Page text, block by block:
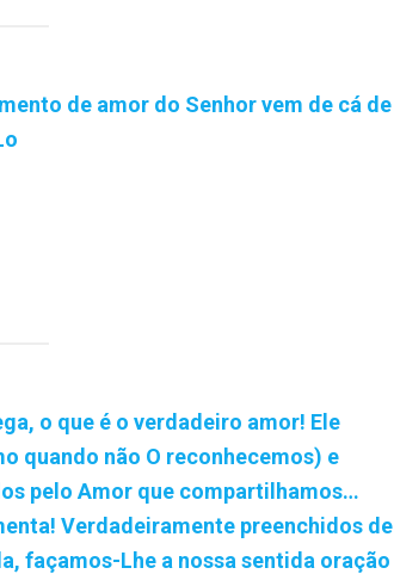
de amor do Senhor vem de cá de
o que é o verdadeiro amor! Ele
quando não O reconhecemos) e
pelo Amor que compartilhamos…
Verdadeiramente preenchidos de
façamos-Lhe a nossa sentida oração